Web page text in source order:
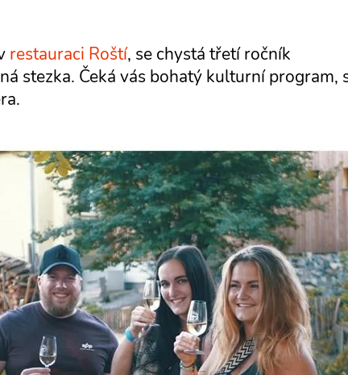
restauraci Roští, se chystá třetí ročník
stezka. Čeká vás bohatý kulturní program,